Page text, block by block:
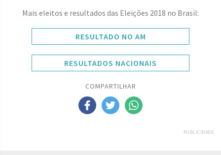
Mais eleitos e resultados das Eleições 2018 no Brasil:
RESULTADO NO AM
RESULTADOS NACIONAIS
COMPARTILHAR
PUBLICIDADE